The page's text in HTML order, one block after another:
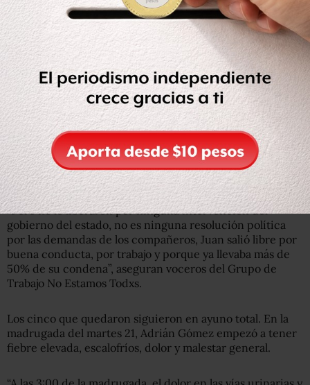
“Pero solo nos dieron largas, haciéndonos ir de reunión
en reunión sin darnos ninguna respuesta concreta. De
hecho, Ismael Brito ya no se presentó a las mesas de
diálogo, hubo otras dos y en cada una llegaron diferentes
funcionarios ¿Este es el sentido humano del que
hablaban?”.
Los seis presos en resistencia volvieron a la huelga de
hambre. Al día siguiente, el 14 de mayo, después de 17
años de estar en prisión, Juan Pérez Álvarez obtuvo su
libertad.
“Pero no lo liberaron por ninguna intervención del
gobierno del estado, no es ninguna resolución política
por las demandas de los compañeros, Juan salió libre por
buena conducta, por trabajo y porque ya llevaba más de
50% de su condena”, aseguran voceros del Grupo de
Trabajo No Estamos Todxs.
Los cinco que quedaron siguieron en ayuno total. En la
madrugada del martes 21, Adrián Gómez empezó a tener
fiebre elevada, escalofríos, dolor y malestar general.